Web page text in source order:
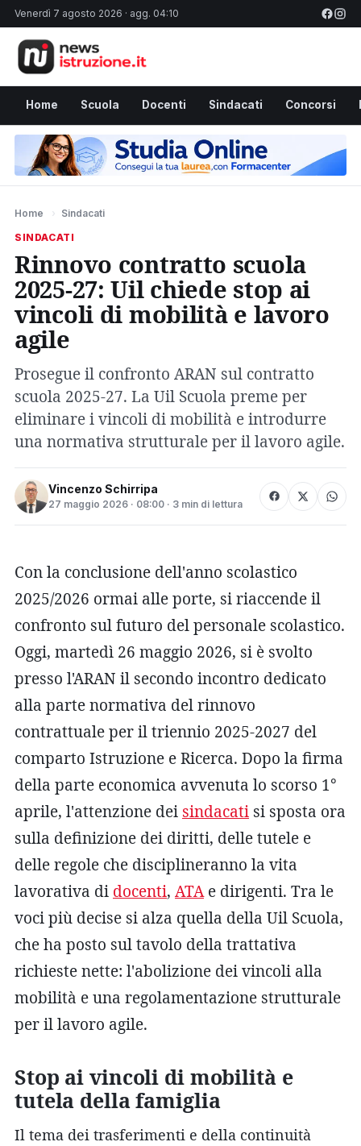
Venerdì 7 agosto 2026 · agg. 04:10
Home Scuola Docenti Sindacati Concorsi
Home › Sindacati
SINDACATI
Rinnovo contratto scuola
2025-27: Uil chiede stop ai
vincoli di mobilità e lavoro
agile
Prosegue il confronto ARAN sul contratto
scuola 2025-27. La Uil Scuola preme per
eliminare i vincoli di mobilità e introdurre
una normativa strutturale per il lavoro agile.
Vincenzo Schirripa
27 maggio 2026 · 08:00 · 3 min di lettura
Con la conclusione dell'anno scolastico
2025/2026 ormai alle porte, si riaccende il
confronto sul futuro del personale scolastico.
Oggi, martedì 26 maggio 2026, si è svolto
presso l'ARAN il secondo incontro dedicato
alla parte normativa del rinnovo
contrattuale per il triennio 2025-2027 del
comparto Istruzione e Ricerca. Dopo la firma
della parte economica avvenuta lo scorso 1°
aprile, l'attenzione dei sindacati si sposta ora
sulla definizione dei diritti, delle tutele e
delle regole che disciplineranno la vita
lavorativa di docenti, ATAe dirigenti. Tra le
voci più decise si alza quella della Uil Scuola,
che ha posto sul tavolo della trattativa
richieste nette: l'abolizione dei vincoli alla
mobilità e una regolamentazione strutturale
per il lavoro agile.
Stop ai vincoli di mobilità e
tutela della famiglia
Il tema dei trasferimenti e della continuità